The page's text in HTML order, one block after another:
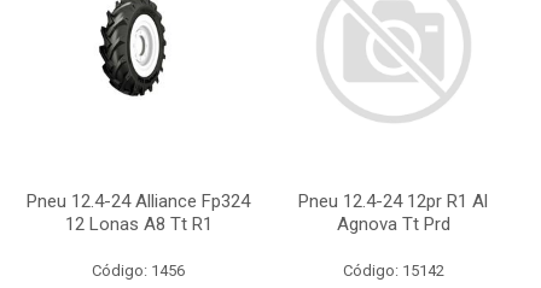
Pneu 12.4-24 Alliance Fp324
12 Lonas A8 Tt R1
Código: 1456
Pneu 12.4-24 12pr R1 Al
Agnova Tt Prd
Código: 15142